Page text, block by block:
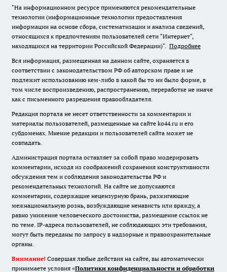
"На информационном ресурсе применяются рекомендательные
технологии (информационные технологии предоставления
информации на основе сбора, систематизации и анализа сведений,
относящихся к предпочтениям пользователей сети "Интернет",
находящихся на территории Российской Федерации)". Подробнее
Вся информация, размещенная на данном сайте, охраняется в
соответствии с законодательством РФ об авторском праве и не
подлежит использованию кем-либо в какой бы то ни было форме, в
том числе воспроизведению, распространению, переработке не иначе
как с письменного разрешения правообладателя.
Редакция портала не несет ответственности за комментарии и
материалы пользователей, размещенные на сайте ko44.ru и его
субдоменах. Мнение редакции и пользователей сайта может не
совпадать.
Администрация портала оставляет за собой право модерировать
комментарии, исходя из соображений сохранения конструктивности
обсуждения тем и соблюдения законодательства РФ и
рекомендательных технологий. На сайте не допускаются
комментарии, содержащие нецензурную брань, разжигающие
межнациональную рознь, возбуждающие ненависть или вражду, а
равно унижение человеческого достоинства, размещение ссылок не
по теме. IP-адреса пользователей, не соблюдающих эти требования,
могут быть переданы по запросу в надзорные и правоохранительные
органы.
Внимание! Совершая любые действия на сайте, вы автоматически
принимаете условия «Политики конфиденциальности и обработки